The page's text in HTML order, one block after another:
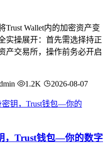
Wallet内的加密资产变
实操展开：首先需选择持正
产交易所，操作前务必开启
1.2K 2026-08-07
，Trust钱包—你的数字